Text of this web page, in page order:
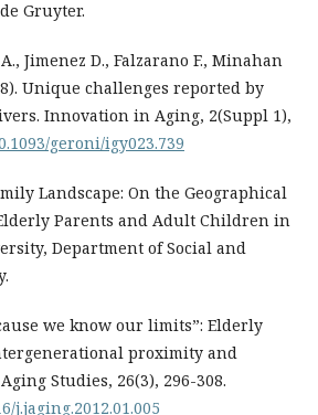
Gruyter.
Jimenez D., Falzarano F., Minahan
Unique challenges reported by
Innovation in Aging, 2(Suppl 1),
geroni/igy023.739
Landscape: On the Geographical
Parents and Adult Children in
Department of Social and
we know our limits”: Elderly
proximity and
Studies, 26(3), 296-308.
j.jaging.2012.01.005